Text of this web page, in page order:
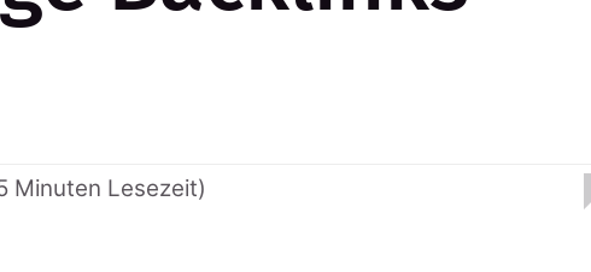
Minuten Lesezeit)